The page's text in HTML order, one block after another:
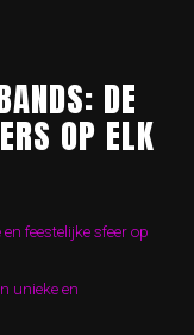
DE
OP ELK
feestelijke sfeer op
unieke en